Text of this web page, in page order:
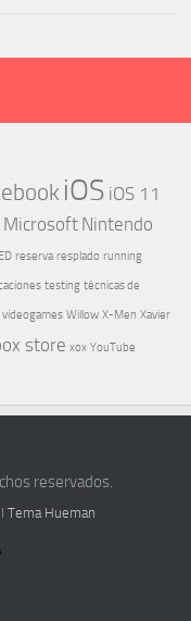
iOS iOS 11
Microsoft Nintendo
reserva resplado running
testing técnicas de
videogames Willow X-Men Xavier
store xox YouTube
reservados.
Tema Hueman